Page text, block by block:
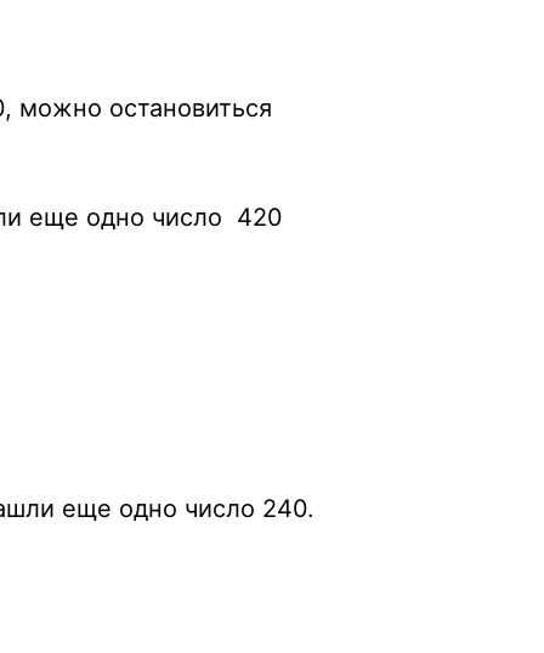
можно остановиться
еще одно число 420
еще одно число 240.